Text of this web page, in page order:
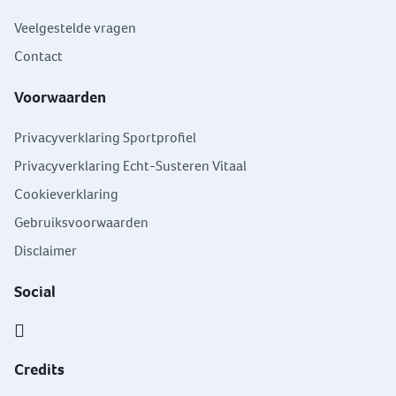
Veelgestelde vragen
Contact
Voorwaarden
Privacyverklaring Sportprofiel
Privacyverklaring Echt-Susteren Vitaal
Cookieverklaring
Gebruiksvoorwaarden
Disclaimer
Social
Credits